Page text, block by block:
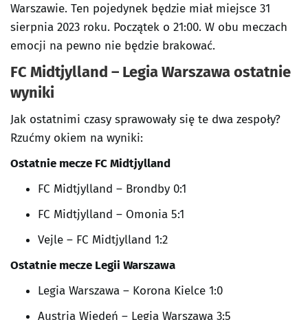
Warszawie. Ten pojedynek będzie miał miejsce 31
sierpnia 2023 roku. Początek o 21:00. W obu meczach
emocji na pewno nie będzie brakować.
FC Midtjylland – Legia Warszawaostatnie
wyniki
Jak ostatnimi czasy sprawowały się te dwa zespoły?
Rzućmy okiem na wyniki:
Ostatnie mecze FC Midtjylland
FC Midtjylland – Brondby 0:1
FC Midtjylland – Omonia 5:1
Vejle – FC Midtjylland 1:2
Ostatnie mecze Legii Warszawa
Legia Warszawa – Korona Kielce 1:0
Austria Wiedeń – Legia Warszawa 3:5